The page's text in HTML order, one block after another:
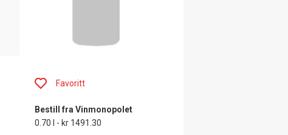
Favoritt
Bestill fra Vinmonopolet
0.70 l - kr 1491.30